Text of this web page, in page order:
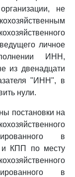
не
личное
ИНН,
из двенадцати
"ИНН", в
нули.
постановки на
в
и КПП по месту
в